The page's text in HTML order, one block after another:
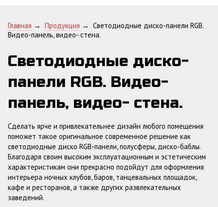
Главная → Продукция → Светодиодные диско-панели RGB.
Видео-панель, видео- стена.
Светодиодные диско-
панели RGB. Видео-
панель, видео- стена.
Сделать ярче и привлекательнее дизайн любого помещения
поможет такое оригинальное современное решение как
светодиодные диско RGB-панели, полусферы, диско-баблы.
Благодаря своим высоким эксплуатационным и эстетическим
характеристикам они прекрасно подойдут для оформления
интерьера ночных клубов, баров, танцевальных площадок,
кафе и ресторанов, а также других развлекательных
заведений.